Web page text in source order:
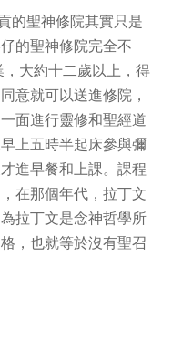
聖神修院其實只是
的聖神修院完全不
大約十二歲以上，得
意就可以送進修院，
面進行靈修和聖經道
上五時半起床參與彌
進早餐和上課。課程
在那個年代，拉丁文
拉丁文是念神哲學所
，也就等於沒有聖召